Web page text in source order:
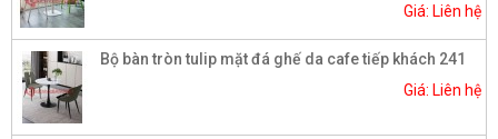
Giá: Liên hệ
Bộ bàn tròn tulip mặt đá ghế da cafe tiếp khách 241
Giá: Liên hệ